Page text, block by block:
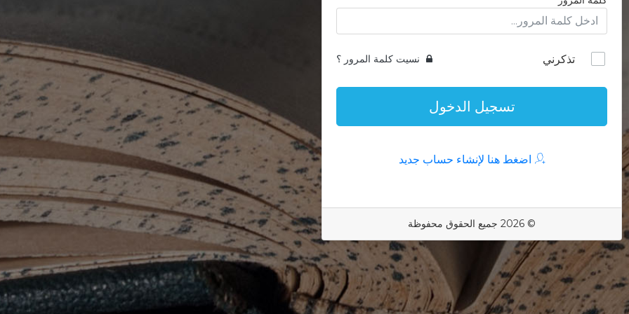
تذكرني نسيت كلمة المرور ؟
تسجيل الدخول
اضغط هنا لإنشاء حساب جديد
© 2026 جميع الحقوق محفوظة